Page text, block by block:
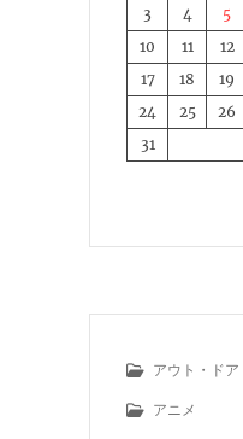
3
4 5
10
11 12
17
18 19
24
25 26
31
アウト・ドア
アニメ